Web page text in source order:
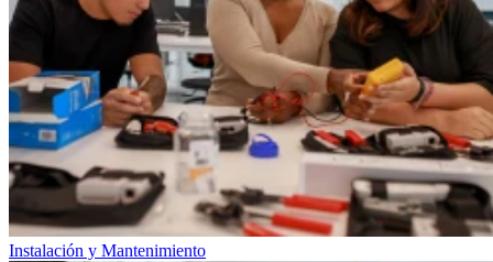
Instalación y Mantenimiento